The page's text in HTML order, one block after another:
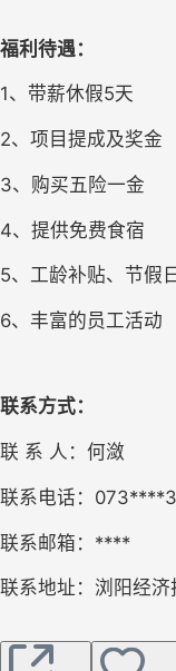
福利待遇：
1、带薪休假5天
2、项目提成及奖金
3、购买五险一金
4、提供免费食宿
5、工龄补贴、节假
6、丰富的员工活动
联系方式：
联 系 人：何潋
联系电话：
联系邮箱：****
联系地址：浏阳经济